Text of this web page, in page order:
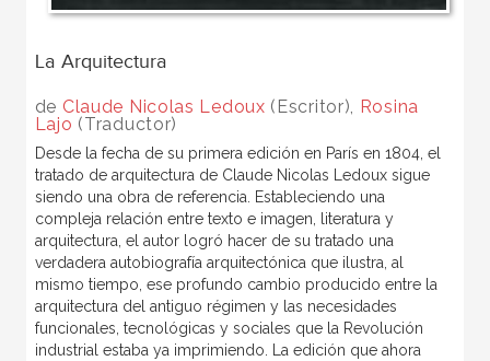
La Arquitectura
de Claude Nicolas Ledoux (Escritor), Rosina
Lajo (Traductor)
Desde la fecha de su primera edición en París en 1804, el
tratado de arquitectura de Claude Nicolas Ledoux sigue
siendo una obra de referencia. Estableciendo una
compleja relación entre texto e imagen, literatura y
arquitectura, el autor logró hacer de su tratado una
verdadera autobiografía arquitectónica que ilustra, al
mismo tiempo, ese profundo cambio producido entre la
arquitectura del antiguo régimen y las necesidades
funcionales, tecnológicas y sociales que la Revolución
industrial estaba ya imprimiendo. La edición que ahora